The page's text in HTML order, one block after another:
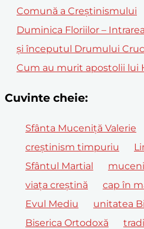
Comună a Creștinismului
Duminica Floriilor –
și începutul Drumului
Cum au murit apostolii lui
Cuvinte cheie:
Sfânta Muceniță Valerie
creștinism timpuriu
Sfântul Martial
viața creștină
cap în
Evul Mediu
unitatea
Biserica Ortodoxă